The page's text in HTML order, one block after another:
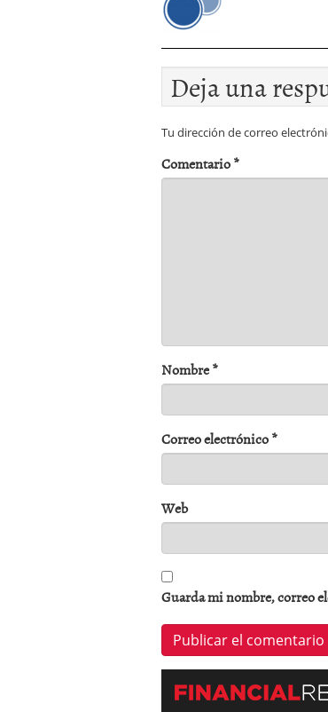
Deja una
Tu dirección de correo
Comentario*
Nombre*
Correo electrónico*
Web
Guarda mi nombre, correo